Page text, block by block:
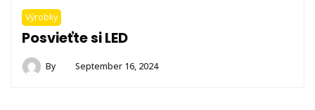
Výrobky
Posvieťte si LED
By September 16, 2024